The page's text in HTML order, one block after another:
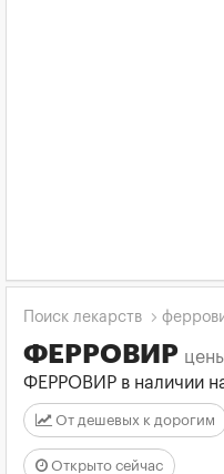
Поиск лекарств
ФЕРРОВИР
ФЕРРОВИР в наличии
От дешевых к дорогим
Открыто сейчас